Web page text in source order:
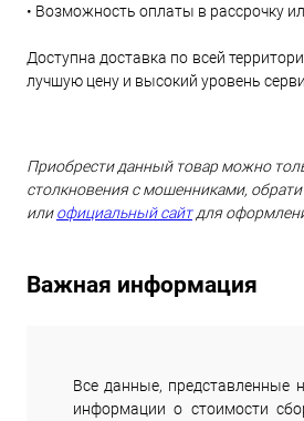
• Возможность оплаты в рассрочку
Доступна доставка по всей
лучшую цену и высокий уровень
Приобрести данный товар можно
столкновения с мошенниками,
илиофициальный сайтдля
Важная информация
Все данные, представленные
информации о стоимости